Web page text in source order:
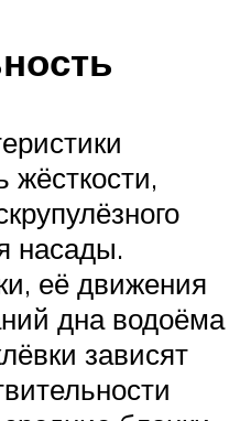
жёсткости,
насады.
её движения
дна водоёма
зависят